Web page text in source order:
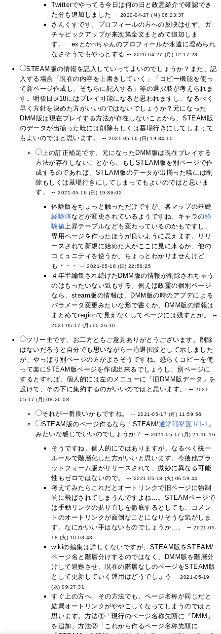
Twitterでやってる今日は何の日と政霊紹介で確認でき
た分も追加しました -- 2020-04-27 (月) 06:23:37
さんくすです。プロフィールの方への反映はせず、ガ
チャピックアップが来次第全文まとめて追加しま
す。 exとかnちゃんのプロフィールが永遠に埋められ
なさそうでもやっとする -- 2020-04-27 (月) 12:17:28
STEAM版の情報を記入していってよいのでしょうか？また、記
入する場合「現在の内容を上書きしていく」「コピー機能を使っ
て新ページ作成し、そちらに記入する」等の選択肢が考えられま
す。明後日5/18にはプレイ可能になると思われますし、なるべく
早く方針を決めた方がいいのではないでしょうか？元になった
DMM版は現在プレイする方法が存在しないことから、STEAM版
のデータが出揃った暁には削除もしくは墓場行きにしてしまって
もよいのではと思います。 --2021-05-16 (日) 19:34:10
上の訂正補足です。元になったDMM版は現在プレイする
方法が存在しないことから、もしSTEAM版を別ページで作
成するのであれば、STEAM版のデータが出揃った暁には削
除もしくは墓場行きにしてしまってもよいのではと思いま
す。 --2021-05-16 (日) 19:36:02
体験版をちょっと触っただけですが、各マップの基礎
経験値などが変更されているようですね、キャラの経
験値 上昇テーブルなども変わっているのかもですし、
専用ページを作ったほうが良いように思えます。リリ
ースされて新規に始めた人がここに見に来るか、他の
コミュニティを使うか、ちょっとわかりませんけど
も・・・ --2021-05-16 (日) 22:58:25
４年半編集され続けたDMM版の情報が削除されちゃう
のはもったいない気もする。例えば政霊の個別ページ
なら、steam版の情報は、DMM版の時のアプデによる
パラメータ変更みたいな形で書くか、DMM版の情報は
まとめてregionで見えなくしてページには残すとか。 --
2021-05-17 (月) 00:26:10
ツリー主です。お二方ともご意見ありがとうございます。削除
はないだろうと自分でも思いながら一応選択肢として示しました
が、やっぱり別ページの方がよさそうですね。恐らくコピーを使
って楽にSTEAM版ページを作成出来るでしょうし。別ページに
するとすれば、個人的には左のメニューに「旧DMM版データ」を
設けて、その下に集約するのがいいのではと思います。 --2021-
05-17 (月) 08:26:08
それが一番良いかもですね。 -- 2021-05-17 (月) 11:59:56
STEAM版のページ作るなら「STEAM/通常戦挙区1/1-1 」
みたいな感じでいいのでしょうか？ --2021-05-17 (月) 21:16:16
そうですね、個人的にではありますが、なるべく統一
ルールで階層化した方がいいと思います。今後他プラ
ットフォーム版がリリースされて、微妙に異なる可能
性もゼロではないので。 -- 2021-05-18 (火) 06:59:44
考えてみたらこれだとオートリンクで旧ページに強制
的に飛ばされてしまうんですよね…。STEAMページで
は手動リンクの貼り直しを徹底するとしても、コメン
トのオートリンクが面倒なことになりそうな気がしま
す。なにかいい手はないものでしょうか…。 --2021-05-
18 (火) 10:03:43
wikiの編集は詳しくないですが、STEAM版をSTEAM/
ページ名と階層分けするのではなく、DMM版を階層分
けして避難させ、現在の階層なしのページをSTEAM版
として更新していく運用はどうでしょう --2021-05-19
(水) 09:27:31
すぐ上の方へ。その方法でも、ページ名称が同じだと
結局オートリンクがややこしくなってしまうのではと
思います。方法①「現行のページ名称先頭に『DMM』
を追加」方法②「これから作るページ名称先頭に